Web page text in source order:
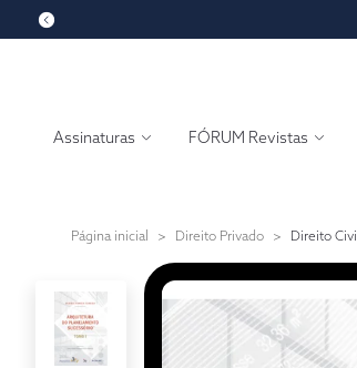
Assinaturas FÓRUM Revistas
Página inicial > Direito Privado > Direito Civil